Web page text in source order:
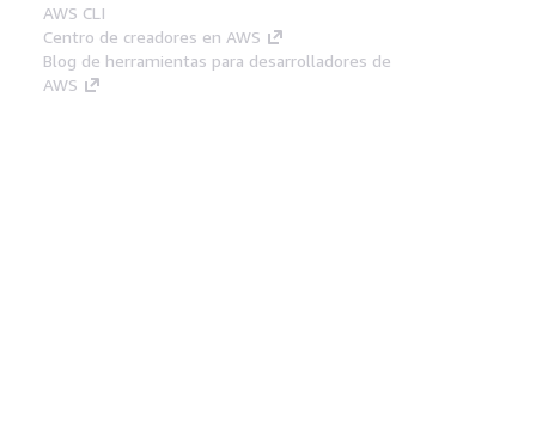
AWS CLI
Centro de creadores en AWS
Blog de herramientas para desarrolladores de
AWS